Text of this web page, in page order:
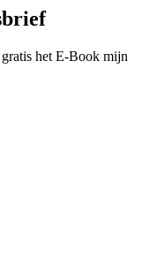
het E-Book mijn